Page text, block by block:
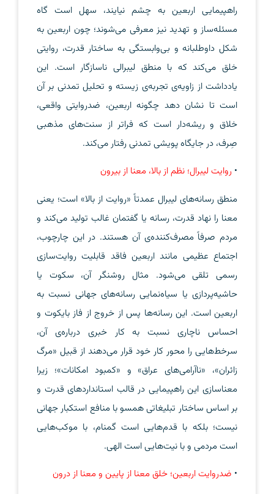
راهپیمایی اربعین به چشم نیایند، سهل است گاه
مسئله‌ساز و تهدید نیز معرفی می‌شوند؛ چون اربعین به
‌شکل داوطلبانه و بی‌وابستگی به ساختار قدرت، روایتی
خلق می‌کند که با منطق لیبرالی ناسازگار است. این
یادداشت از زاویه‌ی تجربه‌ی زیسته و تحلیل تمدنی بر آن
است تا نشان دهد چگونه اربعین، ضدروایتی واقعی،
خلاق و ریشه‌دار است که فراتر از سنت‌های مذهبی
صِرف، در جایگاه پویشی تمدنی رفتار می‌کند.
• روایت لیبرال؛ نظم از بالا، معنا از بیرون
منطق رسانه‌های لیبرال عمدتاً «روایت از بالا» است؛ یعنی
معنا را نهاد قدرت، رسانه یا گفتمان غالب تولید می‌کند و
مردم صرفاً مصرف‌کننده‌ی آن هستند. در این چارچوب،
اجتماع عظیمی مانند اربعین فاقد قابلیت روایت‌سازی
رسمی تلقی می‌شود. مثال روشنگر آن، سکوت یا
حاشیه‌پردازی یا سیاه‌نمایی رسانه‌های جهانی نسبت به
اربعین است. این رسانه‌‌ها پس از خروج از فاز بایکوت و
احساس ناچاری نسبت به کار خبری درباره‌ی آن،
سرخط‌هایی را محور کار خود قرار می‌دهند از قبیل «مرگ
زائران»، «ناآرامی‌های عراق» و «کمبود امکانات»؛ زیرا
معناسازی این راهپیمایی در قالب استانداردهای قدرت و
بر اساس ساختار تبلیغاتی همسو با منافع استکبار جهانی
نیست؛ بلکه با قدم‌هایی است گمنام، با موکب‌هایی
است مردمی و با نیت‌هایی است الهی.
• ضدروایت اربعین؛ خلق معنا از پایین و معنا از درون